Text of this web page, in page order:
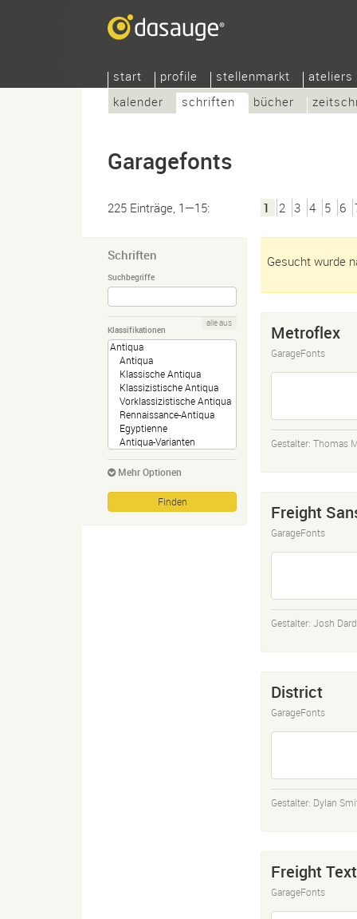
start profile stellenmarkt ateliers
kalender
schriften bücher
Garagefonts
225 Einträge, 1—15: 1 2 3 4 5 6
Schriften
Suchbegriffe
Klassifikationen
alle aus
Mehr Optionen
Gesucht wurde
Metroflex
GarageFonts
Gestalter: Thomas
Freight
GarageFonts
Gestalter: Josh
District
GarageFonts
Gestalter: Dylan
Freight Text
GarageFonts